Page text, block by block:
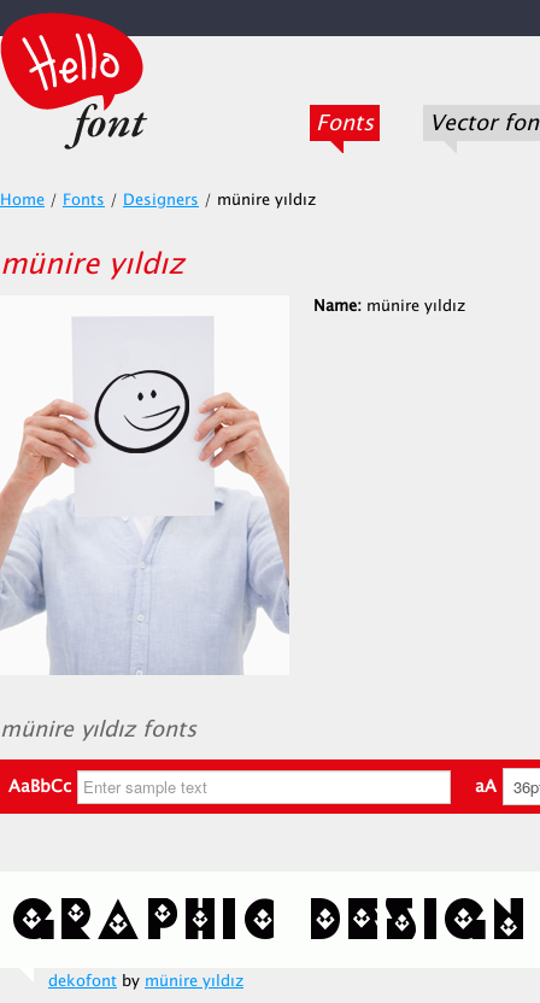
Fonts Vector
Home / Fonts / Designers / münire yıldız
münire yıldız
Name: münire yıldız
münire yıldız fonts
AaBbCc aA
dekofont by münire yıldız